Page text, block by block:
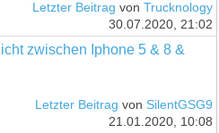
Letzter Beitrag von Trucknology
30.07.2020, 21:02
zwischen Iphone 5 & 8 &
Letzter Beitrag von SilentGSG9
21.01.2020, 10:08